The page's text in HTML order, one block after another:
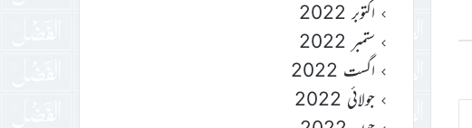
اکتوبر 2022
ستمبر 2022
اگست 2022
جولائی 2022